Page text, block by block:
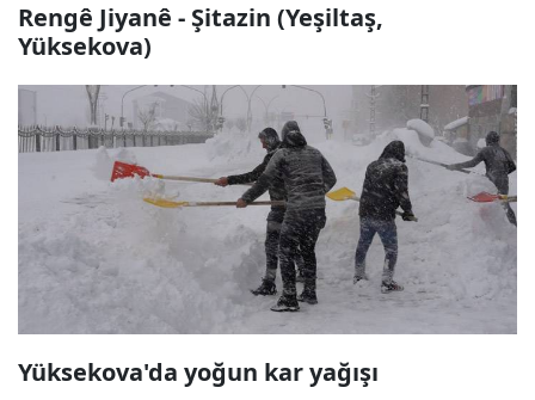
Rengê Jiyanê - Şitazin (Yeşiltaş,
Yüksekova)
Yüksekova'da yoğun kar yağışı